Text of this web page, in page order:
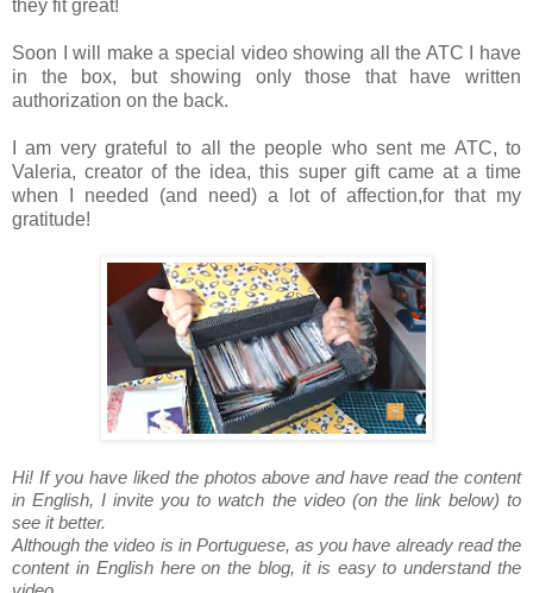
they fit great!
Soon I will make a special video showing all the ATC I have
in the box, but showing only those that have written
authorization on the back.
I am very grateful to all the people who sent me ATC, to
Valeria, creator of the idea, this super gift came at a time
when I needed (and need) a lot of affection,for that my
gratitude!
Hi! If you have liked the photos above and have read the content
in English, I invite you to watch the video (on the link below) to
see it better.
Although the video is in Portuguese, as you have already read the
content in English here on the blog, it is easy to understand the